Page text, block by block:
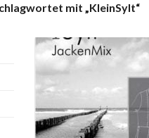
mit „KleinSylt“